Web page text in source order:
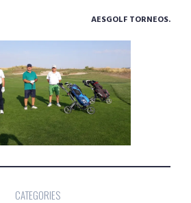
AESGOLF TORNEOS.
CATEGORIES